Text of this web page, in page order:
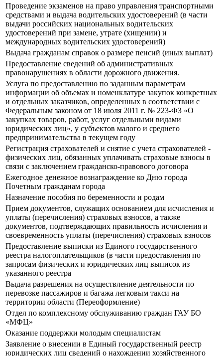
Проведение экзаменов на право управления транспортными
средствами и выдача водительских удостоверений (в части
выдачи российских национальных водительских
удостоверений при замене, утрате (хищении) и
международных водительских удостоверений)
Выдача гражданам справок о размере пенсий (иных выплат)
Предоставление сведений об административных
правонарушениях в области дорожного движения.
Услуга по предоставлению по заданным параметрам
информации об объемах и номенклатуре закупок конкретных
и отдельных заказчиков, определенных в соответствии с
Федеральным законом от 18 июля 2011 г. № 223-ФЗ «О
закупках товаров, работ, услуг отдельными видами
юридических лиц», у субъектов малого и среднего
предпринимательства в текущем году
Регистрация страхователей и снятие с учета страхователей -
физических лиц, обязанных уплачивать страховые взносы в
связи с заключением гражданско-правового договора
Ежегодное денежное вознаграждение ко Дню города
Почетным гражданам города
Назначение пособия по беременности и родам
Прием документов, служащих основанием для исчисления и
уплаты (перечисления) страховых взносов, а также
документов, подтверждающих правильность исчисления и
своевременность уплаты (перечисления) страховых взносов
Предоставление выписки из Единого государственного
реестра налогоплательщиков (в части предоставления по
запросам физических и юридических лиц выписок из
указанного реестра
Выдача разрешения на осуществление деятельности по
перевозке пассажиров и багажа легковым такси на
территории области (Переоформление)
Отдел по комплексному обслуживанию граждан ГАУ БО
«МФЦ»
Оказание поддержки молодым специалистам
Заявление о внесении в Единый государственный реестр
юридических лиц сведений о нахождении хозяйственного